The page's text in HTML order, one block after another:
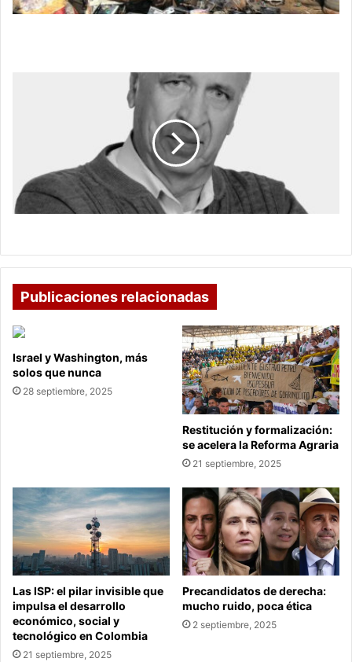
Publicaciones relacionadas
Israel y Washington, más
solos que nunca
28 septiembre, 2025
Restitución y formalización:
se acelera la Reforma Agraria
21 septiembre, 2025
Las ISP: el pilar invisible que
impulsa el desarrollo
económico, social y
tecnológico en Colombia
21 septiembre, 2025
Precandidatos de derecha:
mucho ruido, poca ética
2 septiembre, 2025